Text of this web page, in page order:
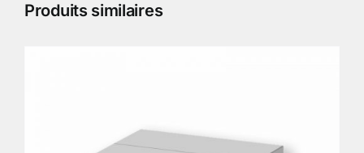
Produits similaires